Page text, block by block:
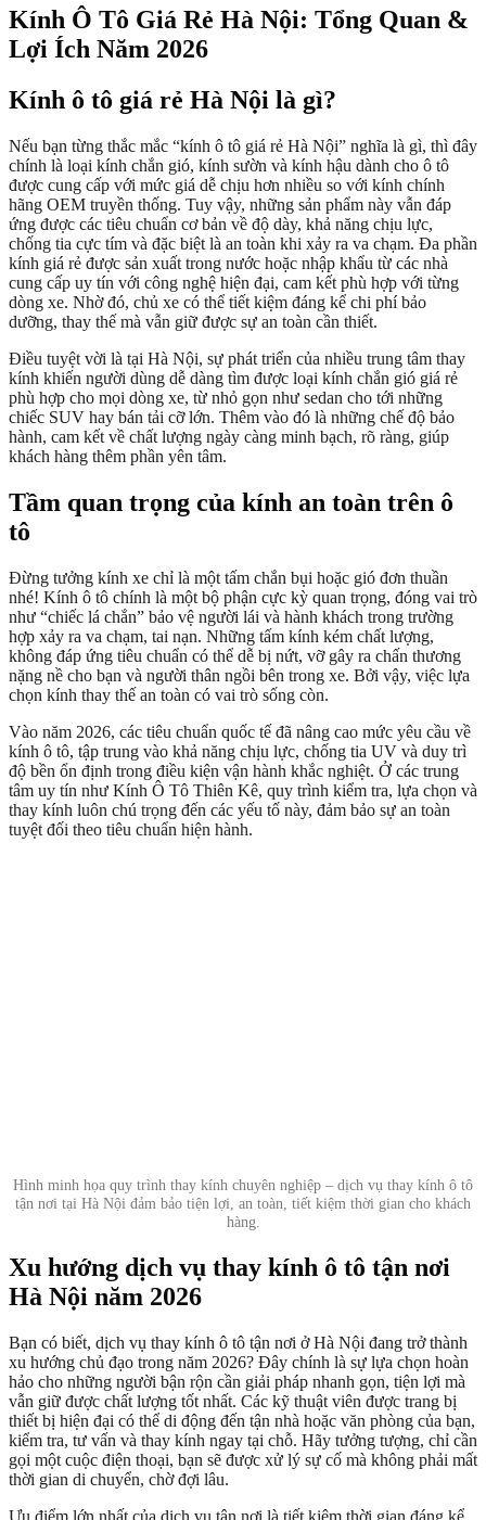
Kính Ô Tô Giá Rẻ Hà Nội: Tổng Quan &
Lợi Ích Năm 2026
Kính ô tô giá rẻ Hà Nội là gì?
Nếu bạn từng thắc mắc “kính ô tô giá rẻ Hà Nội” nghĩa là gì, thì đây
chính là loại kính chắn gió, kính sườn và kính hậu dành cho ô tô
được cung cấp với mức giá dễ chịu hơn nhiều so với kính chính
hãng OEM truyền thống. Tuy vậy, những sản phẩm này vẫn đáp
ứng được các tiêu chuẩn cơ bản về độ dày, khả năng chịu lực,
chống tia cực tím và đặc biệt là an toàn khi xảy ra va chạm. Đa phần
kính giá rẻ được sản xuất trong nước hoặc nhập khẩu từ các nhà
cung cấp uy tín với công nghệ hiện đại, cam kết phù hợp với từng
dòng xe. Nhờ đó, chủ xe có thể tiết kiệm đáng kể chi phí bảo
dưỡng, thay thế mà vẫn giữ được sự an toàn cần thiết.
Điều tuyệt vời là tại Hà Nội, sự phát triển của nhiều trung tâm thay
kính khiến người dùng dễ dàng tìm được loại kính chắn gió giá rẻ
phù hợp cho mọi dòng xe, từ nhỏ gọn như sedan cho tới những
chiếc SUV hay bán tải cỡ lớn. Thêm vào đó là những chế độ bảo
hành, cam kết về chất lượng ngày càng minh bạch, rõ ràng, giúp
khách hàng thêm phần yên tâm.
Tầm quan trọng của kính an toàn trên ô
tô
Đừng tưởng kính xe chỉ là một tấm chắn bụi hoặc gió đơn thuần
nhé! Kính ô tô chính là một bộ phận cực kỳ quan trọng, đóng vai trò
như “chiếc lá chắn” bảo vệ người lái và hành khách trong trường
hợp xảy ra va chạm, tai nạn. Những tấm kính kém chất lượng,
không đáp ứng tiêu chuẩn có thể dễ bị nứt, vỡ gây ra chấn thương
nặng nề cho bạn và người thân ngồi bên trong xe. Bởi vậy, việc lựa
chọn kính thay thế an toàn có vai trò sống còn.
Vào năm 2026, các tiêu chuẩn quốc tế đã nâng cao mức yêu cầu về
kính ô tô, tập trung vào khả năng chịu lực, chống tia UV và duy trì
độ bền ổn định trong điều kiện vận hành khắc nghiệt. Ở các trung
tâm uy tín như Kính Ô Tô Thiên Kê, quy trình kiểm tra, lựa chọn và
thay kính luôn chú trọng đến các yếu tố này, đảm bảo sự an toàn
tuyệt đối theo tiêu chuẩn hiện hành.
Hình minh họa quy trình thay kính chuyên nghiệp – dịch vụ thay kính ô tô
tận nơi tại Hà Nội đảm bảo tiện lợi, an toàn, tiết kiệm thời gian cho khách
hàng.
Xu hướng dịch vụ thay kính ô tô tận nơi
Hà Nội năm 2026
Bạn có biết, dịch vụ thay kính ô tô tận nơi ở Hà Nội đang trở thành
xu hướng chủ đạo trong năm 2026? Đây chính là sự lựa chọn hoàn
hảo cho những người bận rộn cần giải pháp nhanh gọn, tiện lợi mà
vẫn giữ được chất lượng tốt nhất. Các kỹ thuật viên được trang bị
thiết bị hiện đại có thể di động đến tận nhà hoặc văn phòng của bạn,
kiểm tra, tư vấn và thay kính ngay tại chỗ. Hãy tưởng tượng, chỉ cần
gọi một cuộc điện thoại, bạn sẽ được xử lý sự cố mà không phải mất
thời gian di chuyển, chờ đợi lâu.
Ưu điểm lớn nhất của dịch vụ tận nơi là tiết kiệm thời gian đáng kể,